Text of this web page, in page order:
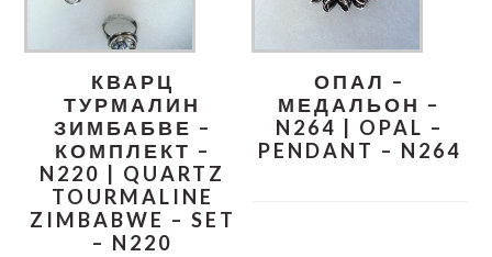
КВАРЦ
ТУРМАЛИН
ЗИМБАБВЕ –
КОМПЛЕКТ –
N220 | QUARTZ
TOURMALINE
ZIMBABWE – SET
– N220
ОПАЛ –
МЕДАЛЬОН –
N264 | OPAL –
PENDANT – N264